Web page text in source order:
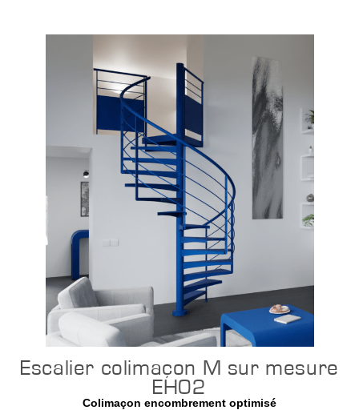
Escalier colimaçon M sur mesure
EH02
Colimaçon encombrement optimisé